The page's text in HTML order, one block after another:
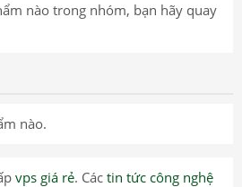
nào trong nhóm, bạn hãy quay
nào.
vps giá rẻ. Các tin tức công nghệ